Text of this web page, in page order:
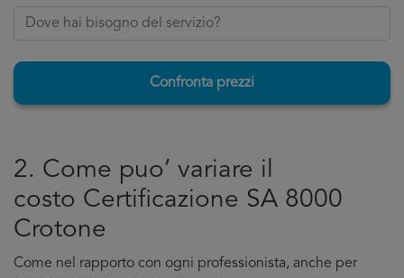
Confronta prezzi
2. Come puo’ variare il
costo Certificazione SA 8000
Crotone
Come nel rapporto con ogni professionista, anche per